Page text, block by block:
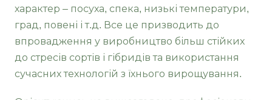
характер – посуха, спека, низькі температури,
град, повені і т.д. Все це призводить до
впровадження у виробництво більш стійких
до стресів сортів і гібридів та використання
сучасних технологій з їхнього вирощування.